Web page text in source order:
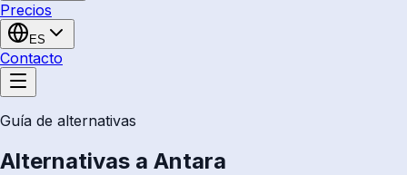
Precios
ES
Contacto
Guía de alternativas
Alternativas a Antara